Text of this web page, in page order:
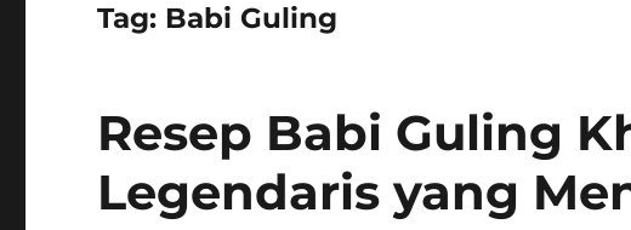
Tag: Babi Guling
Resep Babi Guling
Legendaris yang